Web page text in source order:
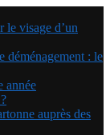
le visage d’un
déménagement : le
année
auprès des